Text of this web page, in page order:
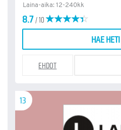
Laina-aika: 12-240kk
8.7/ 10
HAE HETI
EHDOT
13